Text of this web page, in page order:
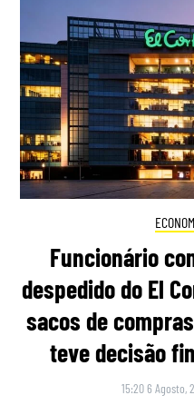
Funcionário
despedido do El
sacos de
teve decisão
15:20 6 Agosto,